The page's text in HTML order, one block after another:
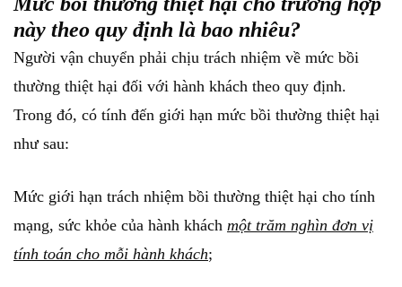
này theo quy định là bao nhiêu?
Người vận chuyển phải chịu trách nhiệm về mức bồi
thường thiệt hại đối với hành khách theo quy định.
Trong đó, có tính đến giới hạn mức bồi thường thiệt hại
như sau:
Mức giới hạn trách nhiệm bồi thường thiệt hại cho tính
mạng, sức khỏe của hành khách một trăm nghìn đơn vị
tính toán cho mỗi hành khách;